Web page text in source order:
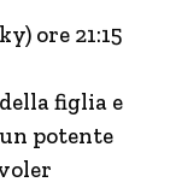
ore 21:15
figlia e
potente